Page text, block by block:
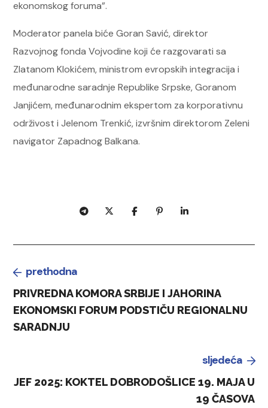
ekonomskog foruma”.
Moderator panela biće Goran Savić, direktor
Razvojnog fonda Vojvodine koji će razgovarati sa
Zlatanom Klokićem, ministrom evropskih integracija i
međunarodne saradnje Republike Srpske, Goranom
Janjićem, međunarodnim ekspertom za korporativnu
održivost i Jelenom Trenkić, izvršnim direktorom Zeleni
navigator Zapadnog Balkana.
prethodna
PRIVREDNA KOMORA SRBIJE I JAHORINA
EKONOMSKI FORUM PODSTIČU REGIONALNU
SARADNJU
sljedeća
JEF 2025: KOKTEL DOBRODOŠLICE 19. MAJA U
19 ČASOVA